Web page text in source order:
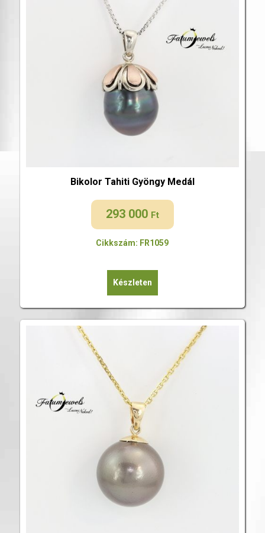
Bikolor Tahiti Gyöngy Medál
293 000 Ft
Cikkszám: FR1059
Készleten